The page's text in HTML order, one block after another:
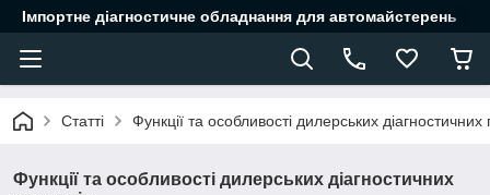
Імпортне діагностичне обладнання для автомайстерень
Статті Функції та особливості дилерських діагностичних
Функції та особливості дилерських діагностичних